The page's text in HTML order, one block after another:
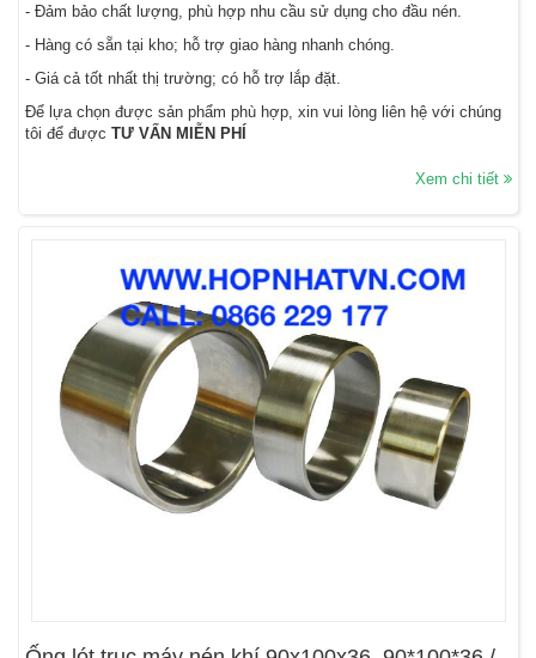
- Đảm bảo chất lượng, phù hợp nhu cầu sử dụng cho đầu nén.
- Hàng có sẵn tại kho; hỗ trợ giao hàng nhanh chóng.
- Giá cả tốt nhất thị trường; có hỗ trợ lắp đặt.
Để lựa chọn được sản phẩm phù hợp, xin vui lòng liên hệ với chúng
tôi để được TƯ VẤN MIỄN PHÍ
Xem chi tiết